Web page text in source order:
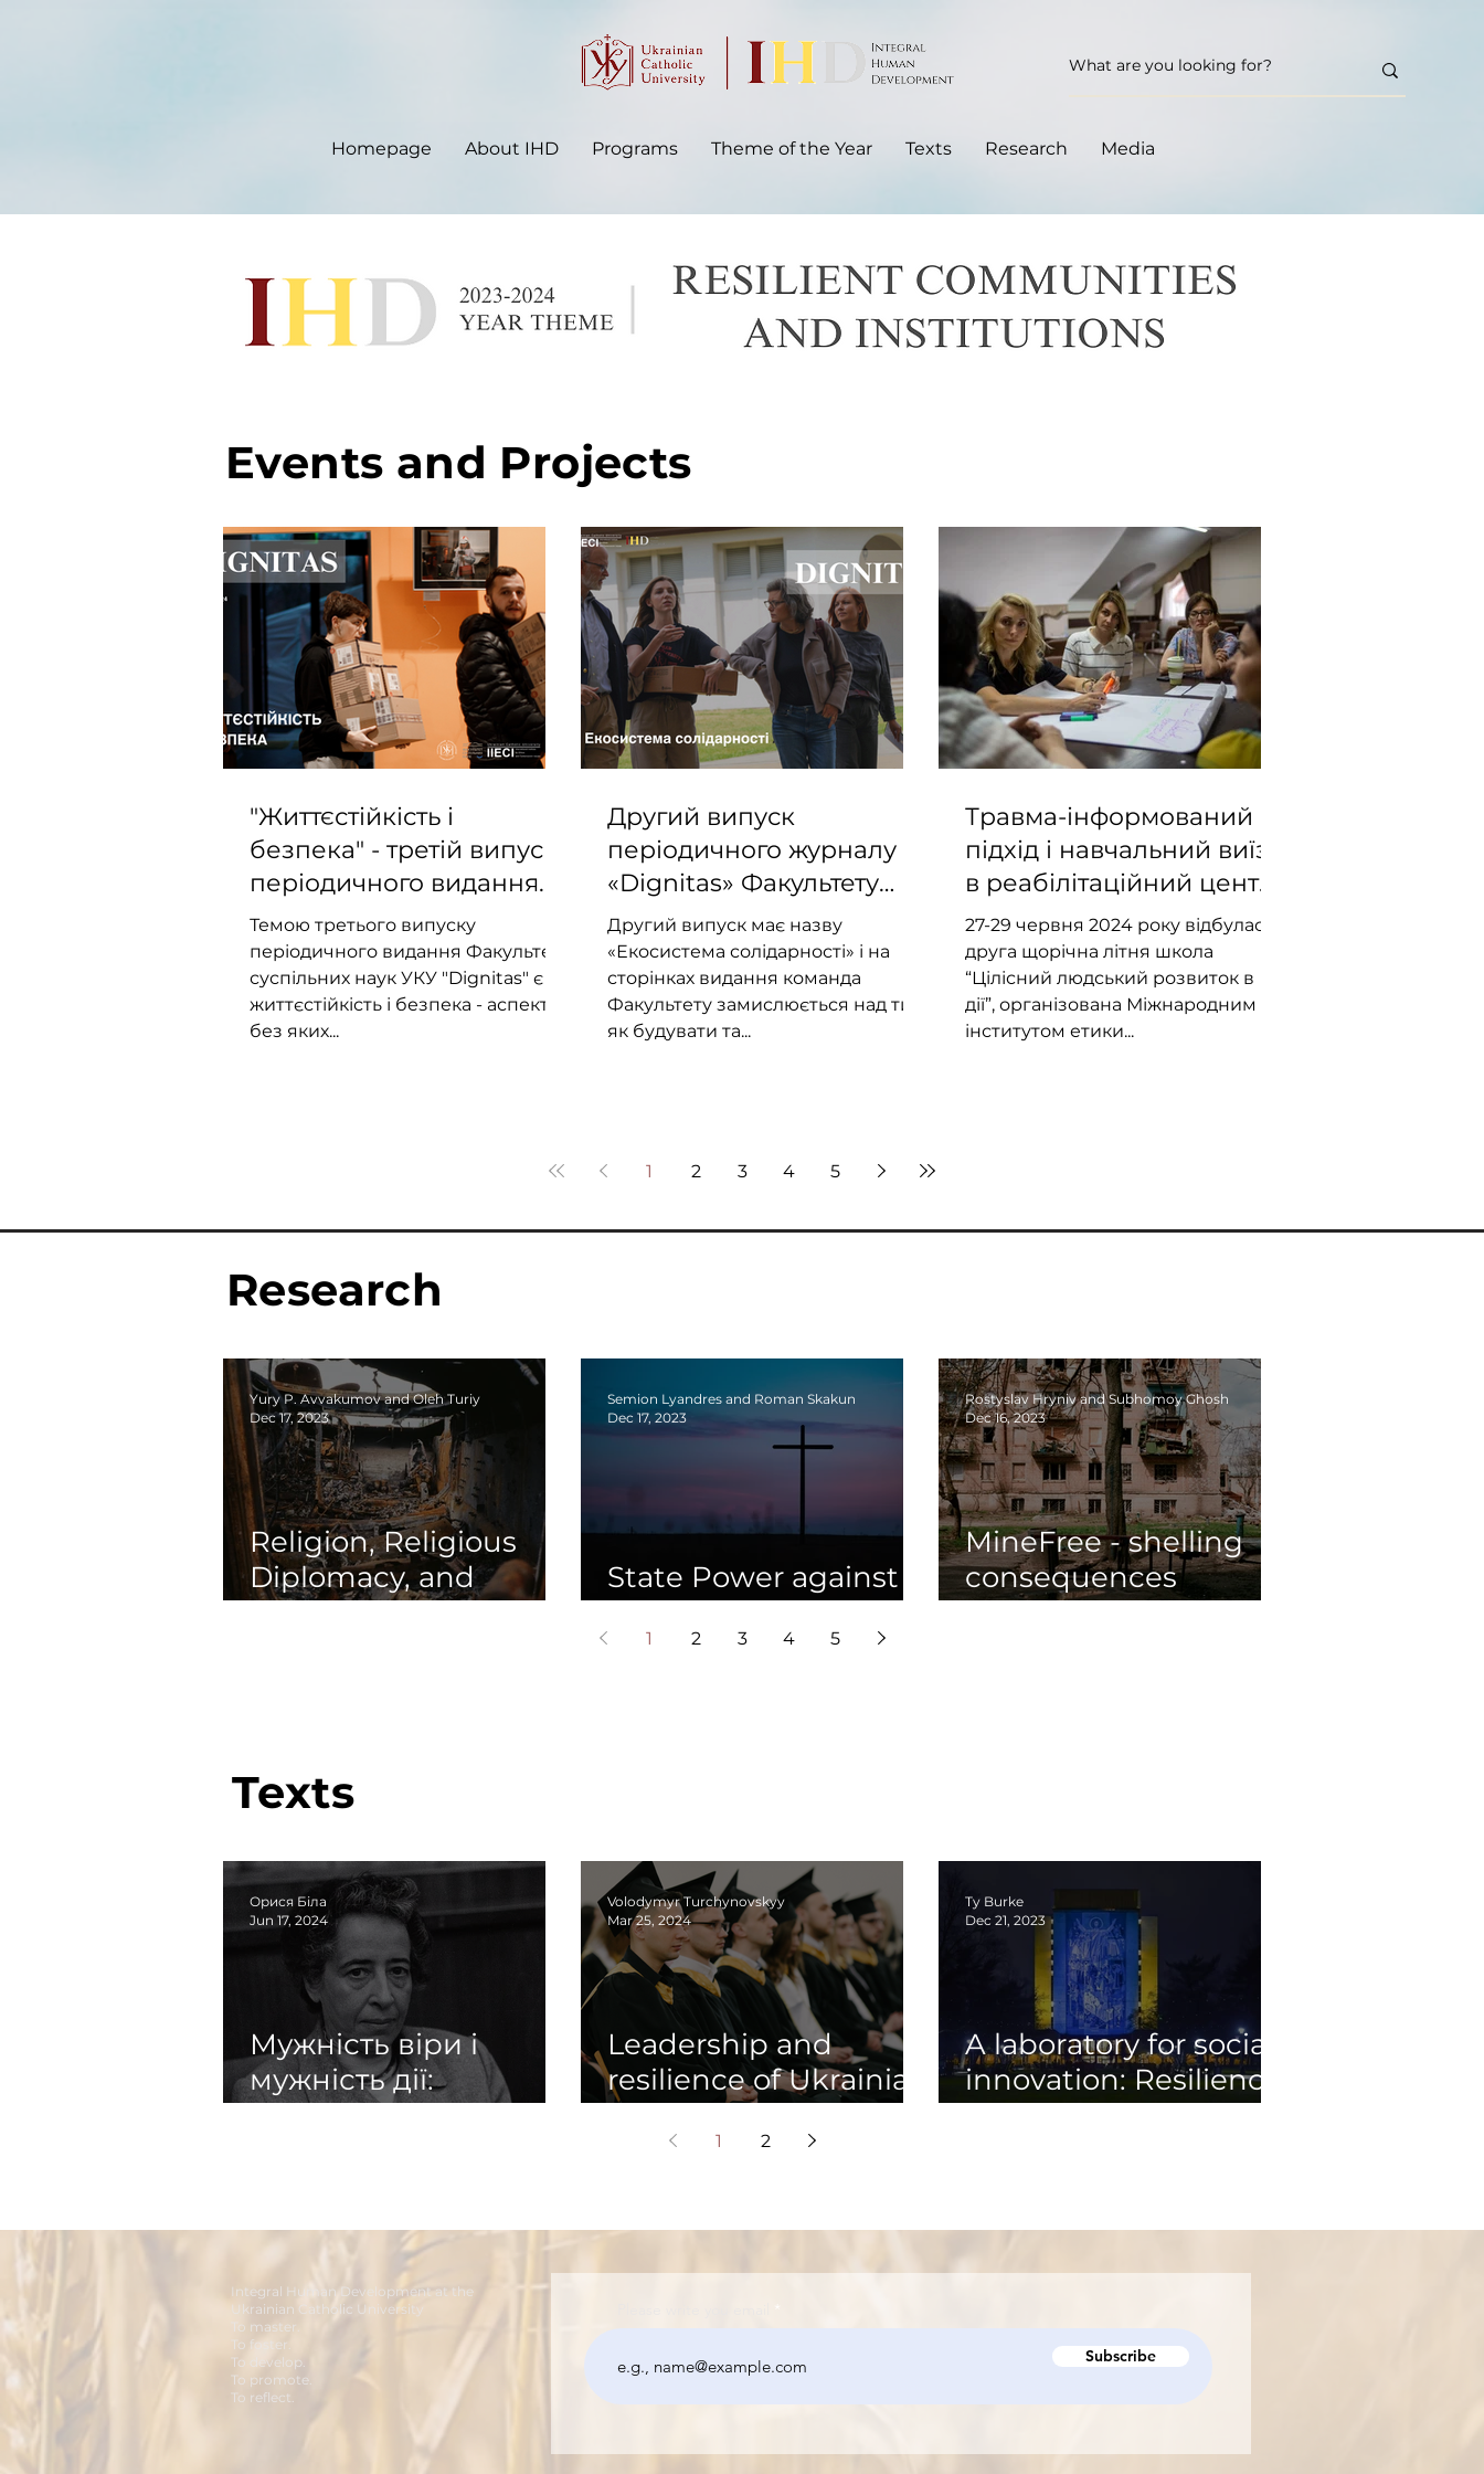
Homepage About IHD Programs Theme of the Year Texts Research Media
Events and Projects
"Життєстійкість і
безпека" - третій випуск
періодичного видання
"Dignitas" Факультету
суспільних наук УКУ
Темою третього випуску
періодичного видання Факультету
суспільних наук УКУ "Dignitas" є
життєстійкість і безпека - аспекти,
без яких...
Другий випуск
періодичного журналу
«Dignitas» Факультету
суспільних наук
Другий випуск має назву
«Екосистема солідарності» і на
сторінках видання команда
Факультету замислюється над тим,
як будувати та...
Травма-інформований
підхід і навчальний виїзд
в реабілітаційний центр
"Superhumans" - Як
минула літня школа
"Цілісний людський
розвиток в дії"?
27-29 червня 2024 року відбулася
друга щорічна літня школа
“Цілісний людський розвиток в
дії”, організована Міжнародним
інститутом етики...
1 2 3 4 5
Research
Religion, Religious
Diplomacy, and
Russis's Invasion of
Yury P. Avvakumov and Oleh Turiy
Dec 17, 2023
State Power against
the Faith
Semion Lyandres and Roman Skakun
Dec 17, 2023
MineFree - shelling
consequences
datection in Ukariane
Rostyslav Hryniv and Subhomoy Ghosh
Dec 16, 2023
1 2 3 4 5
Texts
Мужність віри і
мужність дії:
свідчити Христа в
Орися Біла
Jun 17, 2024
Leadership and
resilience of Ukrainian
universities during
the war
Volodymyr Turchynovskyy
Mar 25, 2024
A laboratory for social
innovation: Resilience
and recovery in
Ty Burke
Dec 21, 2023
1 2
Subscribe
Integral Human Development at the
Ukrainian Catholic University
To master.
To foster.
To develop.
To promote.
To reflect.